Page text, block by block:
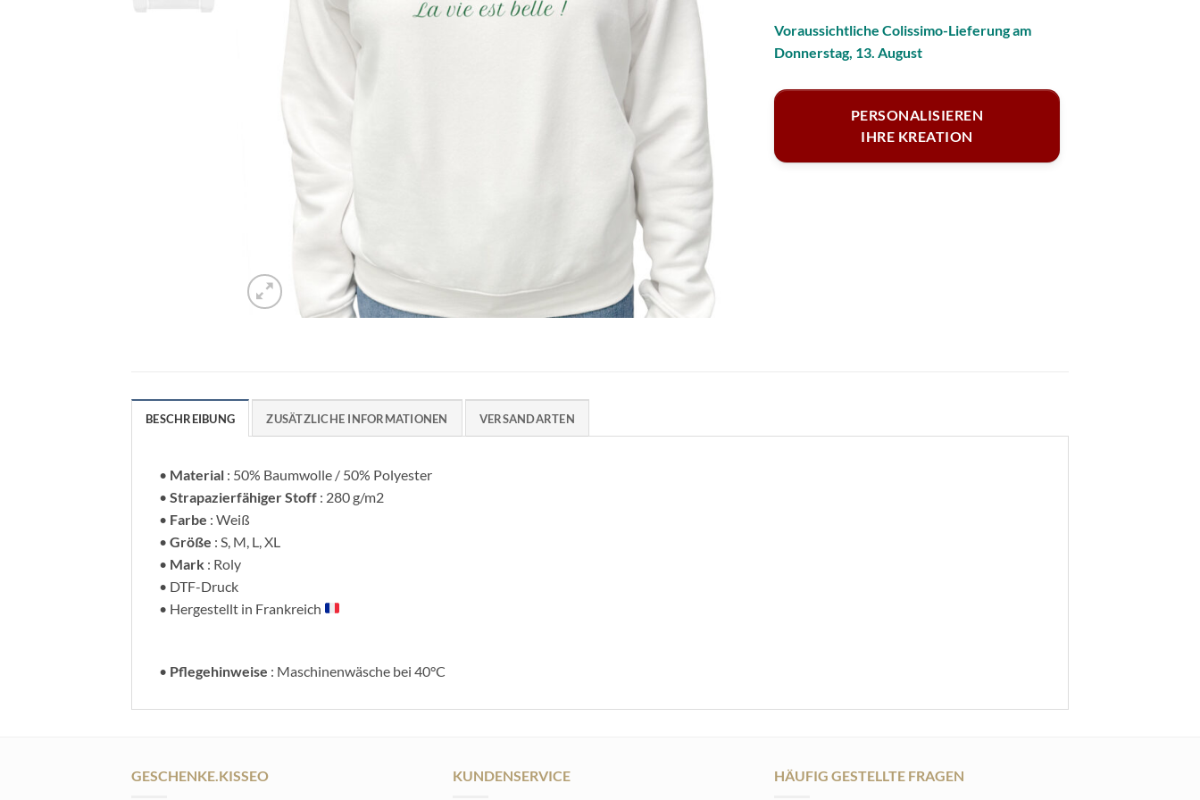
Voraussichtliche Colissimo-Lieferung am
Donnerstag, 13. August
PERSONALISIEREN
IHRE KREATION
BESCHREIBUNG ZUSÄTZLICHE INFORMATIONEN VERSANDARTEN
• Material : 50% Baumwolle / 50% Polyester
• Strapazierfähiger Stoff : 280 g/m2
• Farbe : Weiß
• Größe : S, M, L, XL
• Mark : Roly
• DTF-Druck
• Hergestellt in Frankreich
• Pflegehinweise : Maschinenwäsche bei 40°C
GESCHENKE.KISSEO KUNDENSERVICE HÄUFIG GESTELLTE FRAGEN